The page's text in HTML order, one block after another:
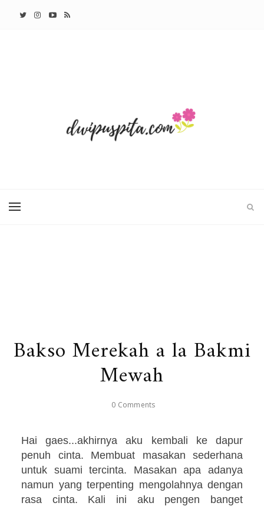
Bakso Merekah a la Bakmi
Mewah
0 Comments
Hai gaes...akhirnya aku kembali ke dapur
penuh cinta. Membuat masakan sederhana
untuk suami tercinta. Masakan apa adanya
namun yang terpenting mengolahnya dengan
rasa cinta. Kali ini aku pengen banget